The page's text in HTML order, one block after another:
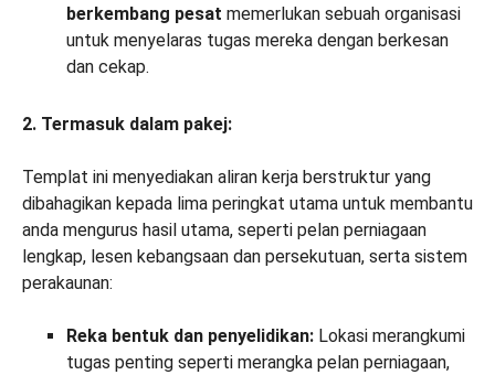
berkembang pesat memerlukan sebuah organisasi
untuk menyelaras tugas mereka dengan berkesan
dan cekap.
2. Termasuk dalam pakej:
Templat ini menyediakan aliran kerja berstruktur yang
dibahagikan kepada lima peringkat utama untuk membantu
anda mengurus hasil utama, seperti pelan perniagaan
lengkap, lesen kebangsaan dan persekutuan, serta sistem
perakaunan:
Reka bentuk dan penyelidikan: Lokasi merangkumi
tugas penting seperti merangka pelan perniagaan,